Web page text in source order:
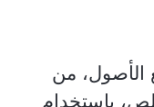
الأصول، من
باستخدام